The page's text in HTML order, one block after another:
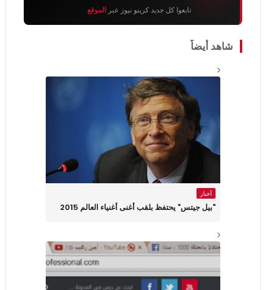
تابعوا كل جديد كرينو نيوز عبر الموقع
شاهد أيضاً
أخبار
"بيل جيتس" يحتفظ بلقب أغنى أغنياء العالم 2015